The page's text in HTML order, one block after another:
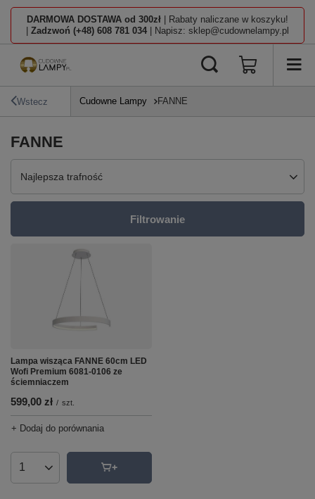
DARMOWA DOSTAWA od 300zł | Rabaty naliczane w koszyku!
Zadzwoń (+48) 608 781 034 | Napisz: sklep@cudownelampy.pl
Wstecz Cudowne Lampy FANNE
FANNE
Zmień sortowanie
Najlepsza trafność
Filtrowanie
Lampa wisząca FANNE 60cm LED
Wofi Premium 6081-0106 ze
ściemniaczem
599,00 zł / szt.
+ Dodaj do porównania
Ilość produktów